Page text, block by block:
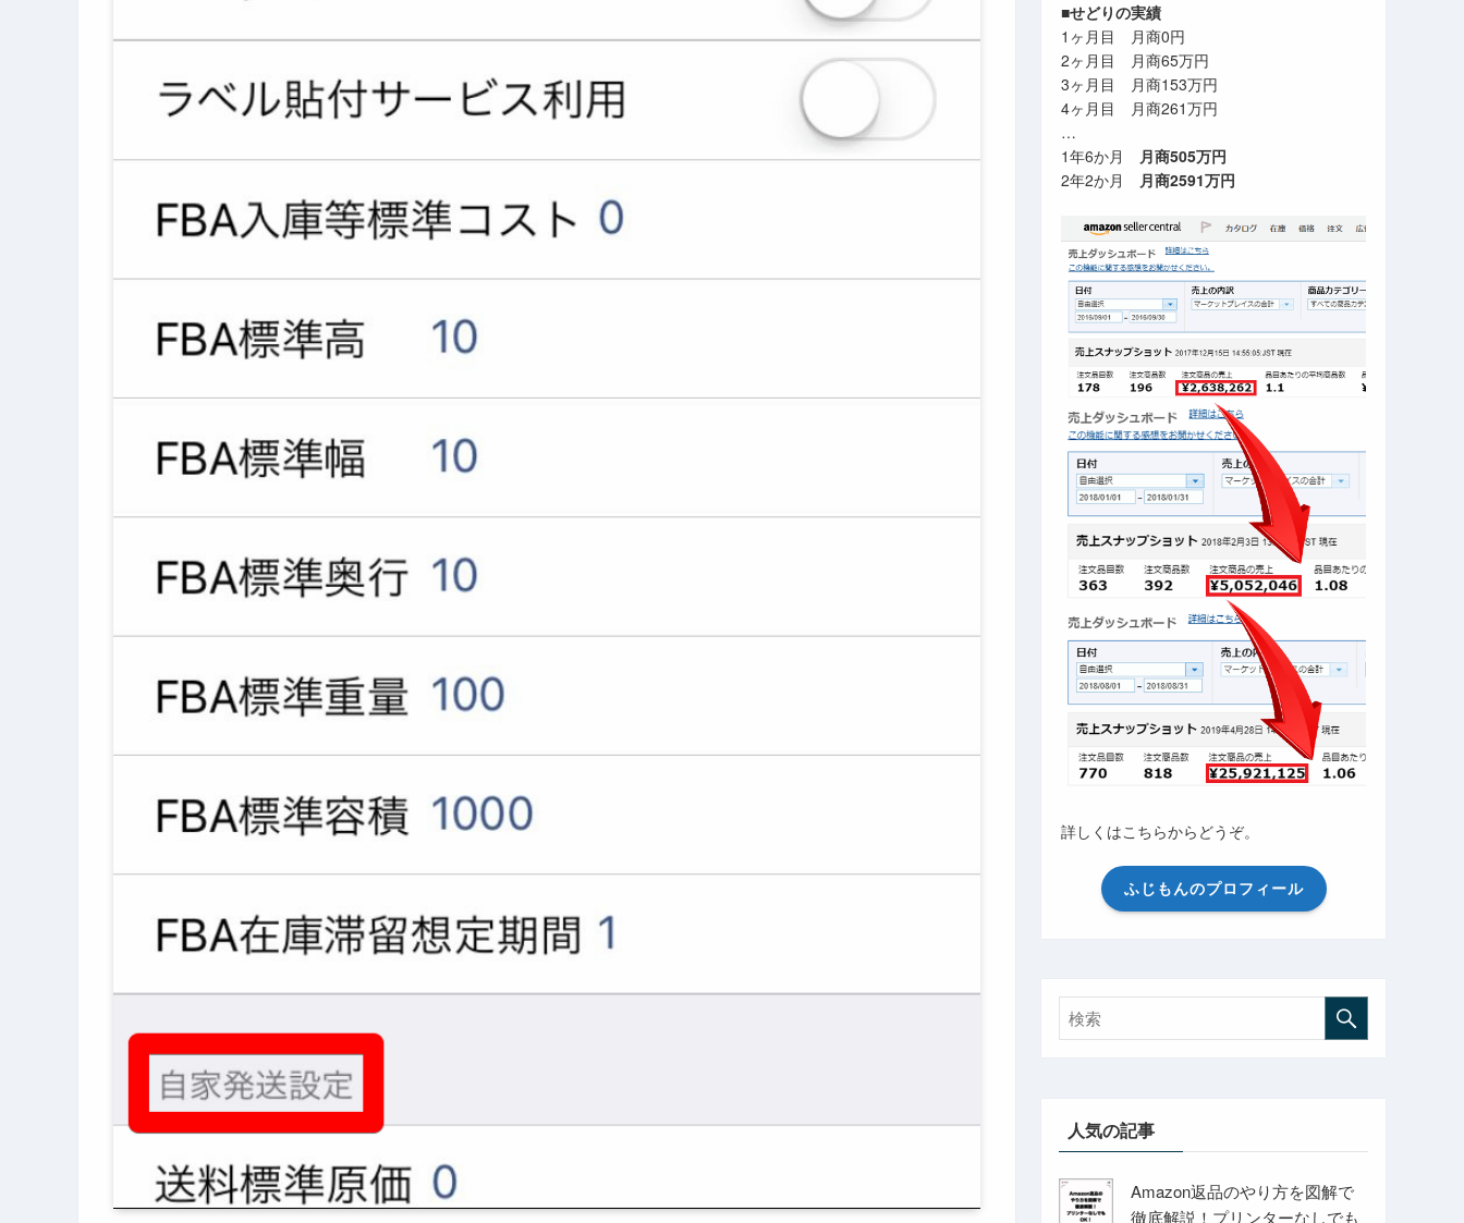
■せどりの実績
1ヶ月目 月商0円
2ヶ月目 月商65万円
3ヶ月目 月商153万円
4ヶ月目 月商261万円
…
1年6か月 月商505万円
2年2か月 月商2591万円
詳しくはこちらからどうぞ。
ふじもんのプロフィール
人気の記事
Amazon返品のやり方を図解で
徹底解説！プリンターなしでも